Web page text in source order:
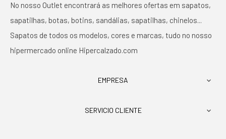
No nosso Outlet encontrará as melhores ofertas em sapatos,
sapatilhas, botas, botins, sandálias, sapatilhas, chinelos...
Sapatos de todos os modelos, cores e marcas, tudo no nosso
hipermercado online Hipercalzado.com
EMPRESA 
SERVICIO CLIENTE 